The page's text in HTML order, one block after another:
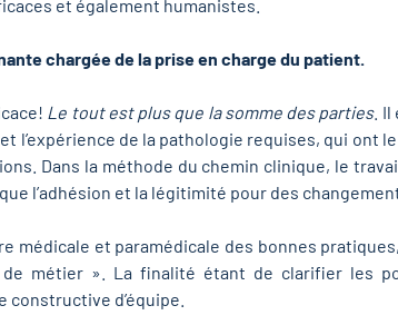
et également humanistes.
chargée de la prise en charge du patient.
Le tout est plus que la somme des parties. Il
l’expérience de la pathologie requises, qui ont
Dans la méthode du chemin clinique, le
l’adhésion et la légitimité pour des
médicale et paramédicale des bonnes
métier ». La finalité étant de clarifier les
constructive d’équipe.